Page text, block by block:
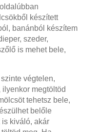
készített
banánból készítem
szeder,
is mehet bele,
végtelen,
megtöltöd
tehetsz bele,
belőle
is kiváló, akár